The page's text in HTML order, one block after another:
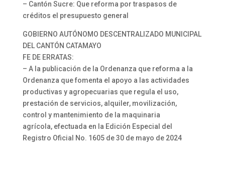
– Cantón Sucre: Que reforma por traspasos de
créditos el presupuesto general
GOBIERNO AUTÓNOMO DESCENTRALIZADO MUNICIPAL
DEL CANTÓN CATAMAYO
FE DE ERRATAS:
– A la publicación de la Ordenanza que reforma a la
Ordenanza que fomenta el apoyo a las actividades
productivas y agropecuarias que regula el uso,
prestación de servicios, alquiler, movilización,
control y mantenimiento de la maquinaria
agrícola, efectuada en la Edición Especial del
Registro Oficial No. 1605 de 30 de mayo de 2024